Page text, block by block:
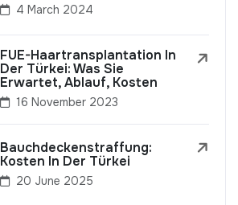
4 March 2024
FUE-Haartransplantation In
Der Türkei: Was Sie
Erwartet, Ablauf, Kosten
16 November 2023
Bauchdeckenstraffung:
Kosten In Der Türkei
20 June 2025